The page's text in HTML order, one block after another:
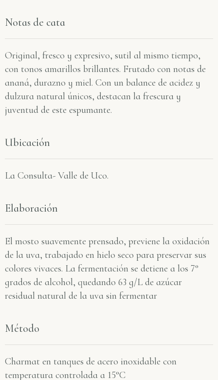
Notas de cata
Original, fresco y expresivo, sutil al mismo tiempo,
con tonos amarillos brillantes. Frutado con notas de
ananá, durazno y miel. Con un balance de acidez y
dulzura natural únicos, destacan la frescura y
juventud de este espumante.
Ubicación
La Consulta- Valle de Uco.
Elaboración
El mosto suavemente prensado, previene la oxidación
de la uva, trabajado en hielo seco para preservar sus
colores vivaces. La fermentación se detiene a los 7°
grados de alcohol, quedando 63 g/L de azúcar
residual natural de la uva sin fermentar
Método
Charmat en tanques de acero inoxidable con
temperatura controlada a 15°C